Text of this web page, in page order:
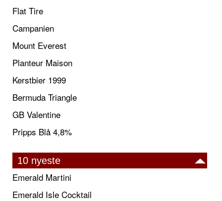
Flat Tire
Campanien
Mount Everest
Planteur Maison
Kerstbier 1999
Bermuda Triangle
GB Valentine
Pripps Blå 4,8%
10 nyeste
Emerald Martini
Emerald Isle Cocktail